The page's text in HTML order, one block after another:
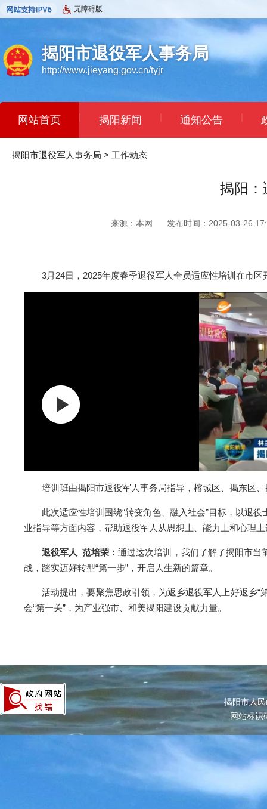
无障碍版
揭阳市退役军人事务局
http://www.jieyang.gov.cn/tyjr
网站首页 | 揭阳新闻 | 通知公告 |
揭阳市退役军人事务局 > 工作动态
揭阳：
来源：本网 发布时间：2025-03-26
3月24日，2025年度春季退役军人全员适应性培训在市区
培训班由揭阳市退役军人事务局指导，榕城区、揭东区、
此次适应性培训围绕“转变角色、融入社会”目标，以退役
业指导等方面内容，帮助退役军人从思想上、能力上和心理
退役军人 范培荣：通过这次培训，我们了解了揭阳市当
战，踏实迈好转型“第一步”，开启人生新的篇章。
活动提出，要聚焦思政引领，为返乡退役军人上好返乡“
会“第一关”，为产业强市、和美揭阳建设贡献力量。
揭阳市人
网站标